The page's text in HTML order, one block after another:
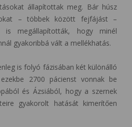
állapítottak meg. Bár húsz
– többek között fejfájást –
megállapították, hogy minél
gyakoribbá vált a mellékhatás.
is folyó fázisában két különálló
2700 pácienst vonnak be
és Ázsiából, hogy a szernek
gyakorolt hatását kimerítően